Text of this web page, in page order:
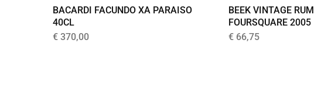
BACARDI FACUNDO XA PARAISO
40CL
€ 370,00
BEEK VINTAGE RUM
FOURSQUARE 2005
€ 66,75